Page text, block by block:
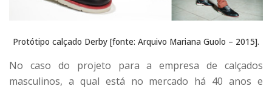
Protótipo calçado Derby [fonte: Arquivo Mariana Guolo – 2015].
No caso do projeto para a empresa de calçados
masculinos, a qual está no mercado há 40 anos e